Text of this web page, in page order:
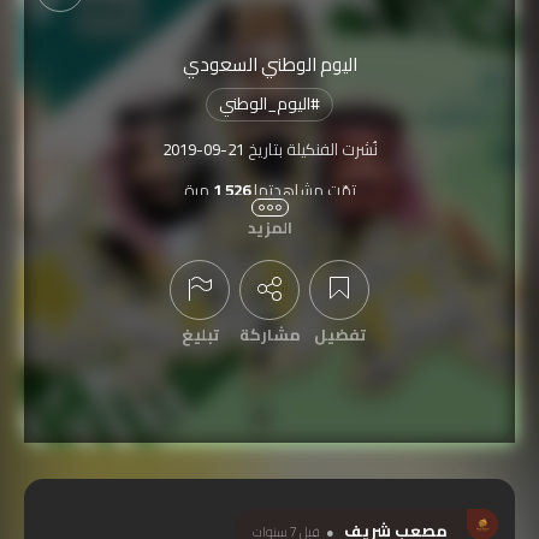
اليوم الوطني السعودي
#اليوم_الوطني
نُشرت الفنكيلة بتاريخ 2019-09-21
تمّت مشاهدتها1,526 مرة
مشتركة بمسابقة
اليوم الوطني السعودي 89 لعام 2019
المزيد
تفضيل مشاركة تبليغ
عرض التعليقات
مصعب شريف قبل 7 سنوات